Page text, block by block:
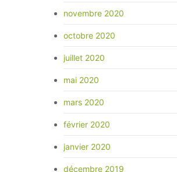
novembre 2020
octobre 2020
juillet 2020
mai 2020
mars 2020
février 2020
janvier 2020
décembre 2019